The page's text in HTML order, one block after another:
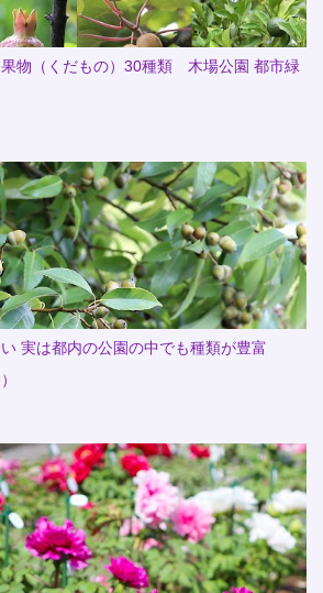
物（くだもの）30種類 木場公園 都市緑
実は都内の公園の中でも種類が豊富